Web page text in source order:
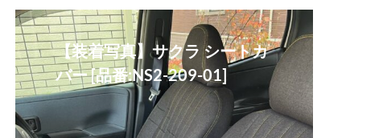
【装着写真】サクラ シートカ
バー [品番:NS2-209-01]